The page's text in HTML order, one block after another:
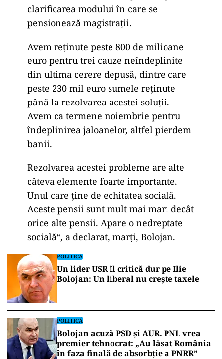
clarificarea modului în care se
pensionează magistrații.
Avem reținute peste 800 de milioane
euro pentru trei cauze neîndeplinite
din ultima cerere depusă, dintre care
peste 230 mil euro sumele reținute
până la rezolvarea acestei soluții.
Avem ca termene noiembrie pentru
îndeplinirea jaloanelor, altfel pierdem
banii.
Rezolvarea acestei probleme are alte
câteva elemente foarte importante.
Unul care ține de echitatea socială.
Aceste pensii sunt mult mai mari decât
orice alte pensii. Apare o nedreptate
socială“, a declarat, marţi, Bolojan.
POLITICĂ
Un lider USR îl critică dur pe Ilie
Bolojan: Un liberal nu crește taxele
POLITICĂ
Bolojan acuză PSD și AUR. PNL vrea
premier tehnocrat: „Au lăsat România
în faza finală de absorbţie a PNRR”